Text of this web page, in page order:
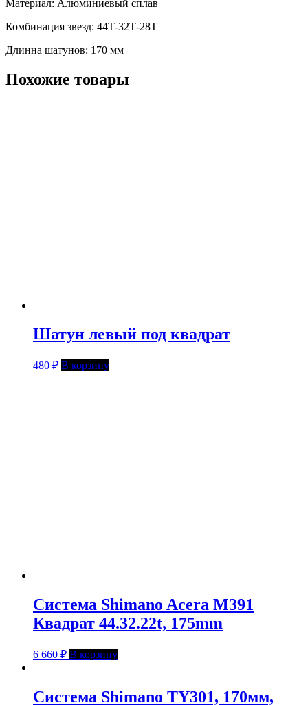
Материал: Алюминиевый сплав
Комбинация звезд: 44Т-32Т-28Т
Длинна шатунов: 170 мм
Похожие товары
Шатун левый под квадрат
480 ₽ В корзину
Система Shimano Acera M391
Квадрат 44.32.22t, 175mm
6 660 ₽ В корзину
Система Shimano TY301, 170мм,